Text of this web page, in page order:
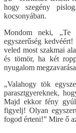
hogy szegény
kocsonyában.
Mondom neki,
egyszerűség
veled most szakmai
és tömör, ha két
nyugalom
„Valahogy tök
parasztgyereknek,
Majd ekkor fény
figyelj! Olyan
fogod érteni!” Mire ő